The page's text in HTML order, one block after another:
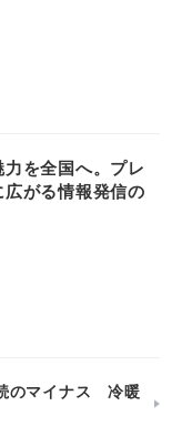
を全国へ。プレ
がる情報発信の
のマイナス 冷暖